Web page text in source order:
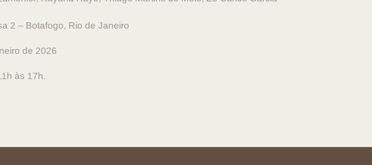
2 – Botafogo, Rio de Janeiro
de 2026
às 17h.